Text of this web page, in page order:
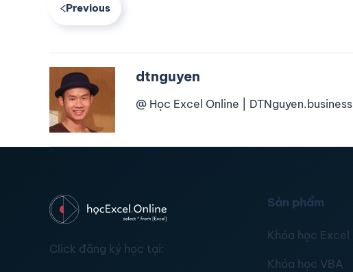
Previous
dtnguyen
@ Học Excel Online | DTNguyen.business
Click đăng ký học tại:
Sản phẩm
Khóa học Excel
Khóa học VBA